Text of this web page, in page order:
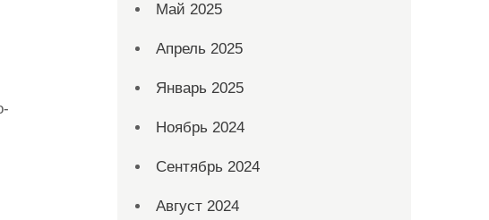
Май 2025
Апрель 2025
Январь 2025
Ноябрь 2024
Сентябрь 2024
Август 2024